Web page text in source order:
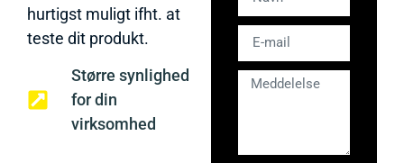
hurtigst muligt ifht. at
teste dit produkt.
Større synlighed
for din
virksomhed